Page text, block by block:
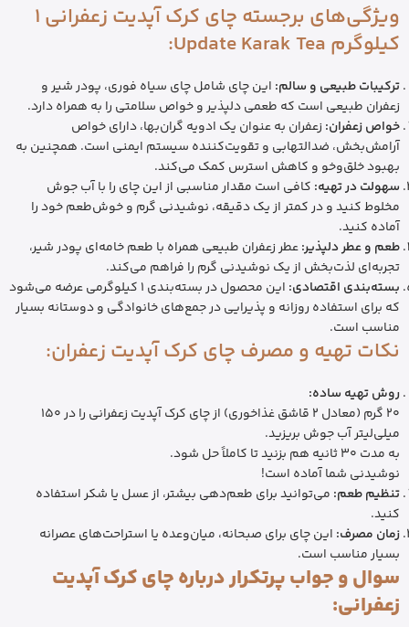
ویژگی‌های برجسته چای کرک آپدیت زعفرانی 1
کیلوگرم Update Karak Tea:
ترکیبات طبیعی و سالم: این چای شامل چای سیاه فوری، پودر شیر و
زعفران طبیعی است که طعمی دلپذیر و خواص سلامتی را به همراه دارد.
خواص زعفران: زعفران به عنوان یک ادویه گران‌بها، دارای خواص
آرامش‌بخش، ضدالتهابی و تقویت‌کننده سیستم ایمنی است. همچنین به
بهبود خلق‌وخو و کاهش استرس کمک می‌کند.
سهولت در تهیه: کافی است مقدار مناسبی از این چای را با آب جوش
مخلوط کنید و در کمتر از یک دقیقه، نوشیدنی گرم و خوش‌طعم خود را
آماده کنید.
طعم و عطر دلپذیر:عطر زعفران طبیعی همراه با طعم خامه‌ای پودر شیر،
تجربه‌ای لذت‌بخش از یک نوشیدنی گرم را فراهم می‌کند.
بسته‌بندی اقتصادی:
این محصول در بسته‌بندی 1 کیلوگرمی عرضه می‌شود
که برای استفاده روزانه و پذیرایی در جمع‌های خانوادگی و دوستانه بسیار
مناسب است.
نکات تهیه و مصرف چای کرک آپدیت زعفران:
روش تهیه ساده:
20 گرم (معادل 2 قاشق غذاخوری) از چای کرک آپدیت زعفرانی را در 150
میلی‌لیتر آب جوش بریزید.
به مدت 30 ثانیه هم بزنید تا کاملاً حل شود.
نوشیدنی شما آماده است!
تنظیم طعم: می‌توانید برای طعم‌دهی بیشتر، از عسل یا شکر استفاده
کنید.
زمان مصرف: این چای برای صبحانه، میان‌وعده یا استراحت‌های عصرانه
بسیار مناسب است.
سوال و جواب پرتکرار درباره چای کرک آپدیت
زعفرانی: